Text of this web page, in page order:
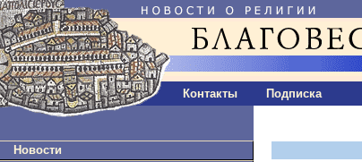
Контакты Подписка
Новости